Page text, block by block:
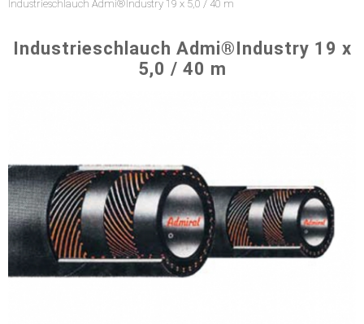
Industrieschlauch Admi®Industry 19 x 5,0 / 40 m
Industrieschlauch Admi®Industry 19 x
5,0 / 40 m